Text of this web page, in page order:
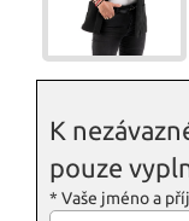
K
pouze
* Vaše jméno a